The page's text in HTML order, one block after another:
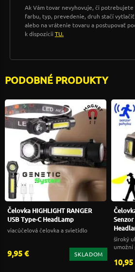
Ak Vám tovar nevyhovuje, či
farbu, typ, prevedenie, druh stačí
alebo na vrátenie tovaru a postupovať
k dispozícii TU.
PODOBNÉ PRODUKTY
Čelovka HIGHLIGHT RANGER
USB Type-C HeadLamp
viacúčelová čelovka a svietidlo
9,95 € SKLADOM
široký
umožní
10,95